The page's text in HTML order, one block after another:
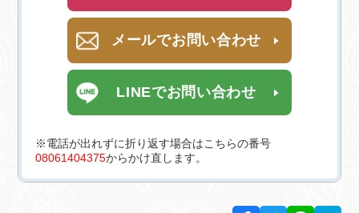
メールでお問い合わせ
LINEでお問い合わせ
※電話が出れずに折り返す場合はこちらの番号
08061404375からかけ直します。